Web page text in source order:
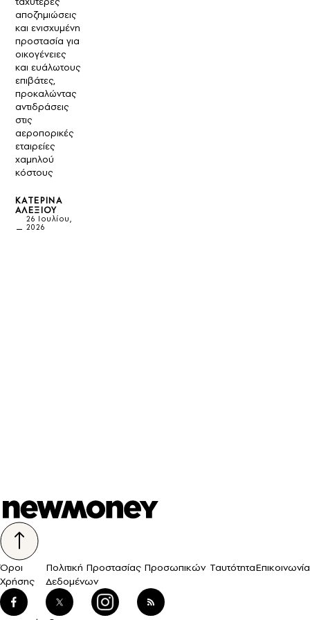
αποζημιώσεις
και ενισχυμένη
προστασία για
οικογένειες
και ευάλωτους
επιβάτες,
προκαλώντας
αντιδράσεις
στις
αεροπορικές
εταιρείες
χαμηλού
κόστους
ΚΑΤΕΡΊΝΑ
ΑΛΕΞΊΟΥ
26 Ιουλίου,
2026
Όροι
Χρήσης
Πολιτική Προστασίας Προσωπικών
Δεδομένων
ΤαυτότηταΕπικοινωνία